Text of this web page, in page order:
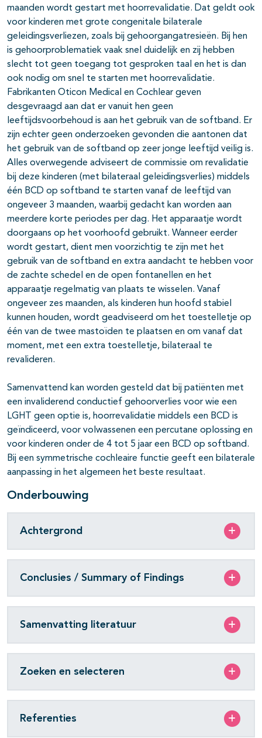
maanden wordt gestart met hoorrevalidatie. Dat geldt ook
voor kinderen met grote congenitale bilaterale
geleidingsverliezen, zoals bij gehoorgangatresieën. Bij hen
is gehoorproblematiek vaak snel duidelijk en zij hebben
slecht tot geen toegang tot gesproken taal en het is dan
ook nodig om snel te starten met hoorrevalidatie.
Fabrikanten Oticon Medical en Cochlear geven
desgevraagd aan dat er vanuit hen geen
leeftijdsvoorbehoud is aan het gebruik van de softband. Er
zijn echter geen onderzoeken gevonden die aantonen dat
het gebruik van de softband op zeer jonge leeftijd veilig is.
Alles overwegende adviseert de commissie om revalidatie
bij deze kinderen (met bilateraal geleidingsverlies) middels
één BCD op softband te starten vanaf de leeftijd van
ongeveer 3 maanden, waarbij gedacht kan worden aan
meerdere korte periodes per dag. Het apparaatje wordt
doorgaans op het voorhoofd gebruikt. Wanneer eerder
wordt gestart, dient men voorzichtig te zijn met het
gebruik van de softband en extra aandacht te hebben voor
de zachte schedel en de open fontanellen en het
apparaatje regelmatig van plaats te wisselen. Vanaf
ongeveer zes maanden, als kinderen hun hoofd stabiel
kunnen houden, wordt geadviseerd om het toestelletje op
één van de twee mastoïden te plaatsen en om vanaf dat
moment, met een extra toestelletje, bilateraal te
revalideren.
Samenvattend kan worden gesteld dat bij patiënten met
een invaliderend conductief gehoorverlies voor wie een
LGHT geen optie is, hoorrevalidatie middels een BCD is
geïndiceerd, voor volwassenen een percutane oplossing en
voor kinderen onder de 4 tot 5 jaar een BCD op softband.
Bij een symmetrische cochleaire functie geeft een bilaterale
aanpassing in het algemeen het beste resultaat.
Onderbouwing
Achtergrond
Conclusies / Summary of Findings
Samenvatting literatuur
Zoeken en selecteren
Referenties